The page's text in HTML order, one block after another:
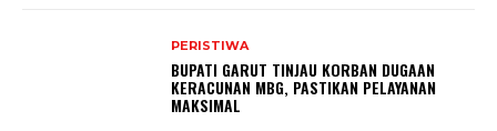
PERISTIWA
BUPATI GARUT TINJAU KORBAN DUGAAN
KERACUNAN MBG, PASTIKAN PELAYANAN
MAKSIMAL